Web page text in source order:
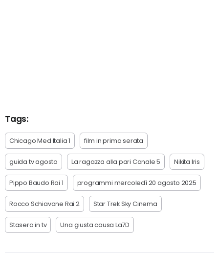
Tags:
Chicago Med Italia 1 film in prima serata
guida tv agosto La ragazza alla pari Canale 5 Nikita Iris
Pippo Baudo Rai 1 programmi mercoledì 20 agosto 2025
Rocco Schiavone Rai 2 Star Trek Sky Cinema
Stasera in tv Una giusta causa La7D